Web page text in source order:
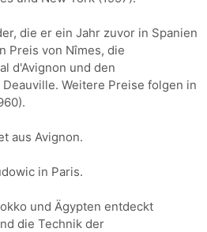
die er ein Jahr zuvor in Spanien
Preis von Nîmes, die
d'Avignon und den
Weitere Preise folgen in
aus Avignon.
in Paris.
und Ägypten entdeckt
die Technik der